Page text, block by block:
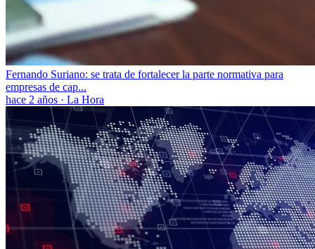
Fernando Suriano: se trata de fortalecer la parte normativa para
empresas de cap...
hace 2 años · La Hora